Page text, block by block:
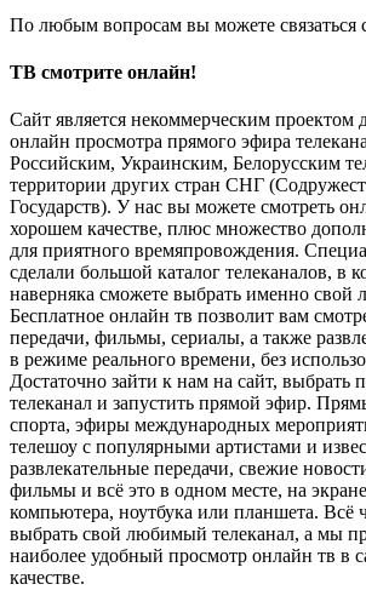
По любым вопросам вы можете связаться
ТВ смотрите онлайн!
Сайт является некоммерческим проектом
онлайн просмотра прямого эфира
Российским, Украинским, Белорусским
территории других стран СНГ
Государств). У нас вы можете смотреть
хорошем качестве, плюс множество
для приятного времяпровождения.
сделали большой каталог телеканалов, в
наверняка сможете выбрать именно свой
Бесплатное онлайн тв позволит вам
передачи, фильмы, сериалы, а также
в режиме реального времени, без
Достаточно зайти к нам на сайт, выбрать
телеканал и запустить прямой эфир.
спорта, эфиры международных
телешоу с популярными артистами и
развлекательные передачи, свежие
фильмы и всё это в одном месте, на
компьютера, ноутбука или планшета. Всё
выбрать свой любимый телеканал, а мы
наиболее удобный просмотр онлайн тв в
качестве.